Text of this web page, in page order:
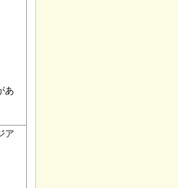
あ
ア